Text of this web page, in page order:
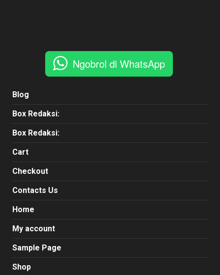
Ngobrol di WhatsApp
Blog
Box Redaksi:
Box Redaksi:
Cart
Checkout
Contacts Us
Home
My account
Sample Page
Shop